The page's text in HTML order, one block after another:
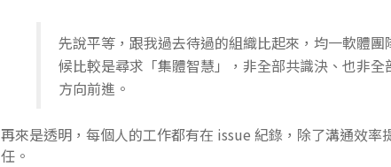
先說平等，跟我過去待過的組織比起來，均一軟體
候比較是尋求「集體智慧」，非全部共識決、也非
方向前進。
再來是透明，每個人的工作都有在 issue 紀錄，除了溝通效
任。